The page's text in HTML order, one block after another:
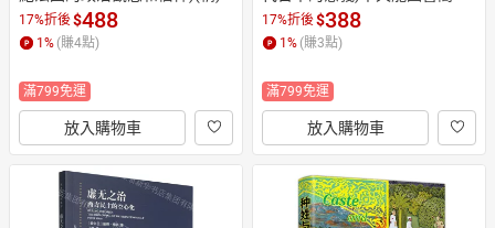
中世紀史名著譯叢丨天龍圖書
簡體字專賣店丨978710025240
9 (tl2607)
17%折後$488
1 % (賺4點)
滿799免運
放入購物車
字專賣店丨9787100259095 (tl
2610)
17%折後$388
1 % (賺3點)
滿799免運
放入購物車